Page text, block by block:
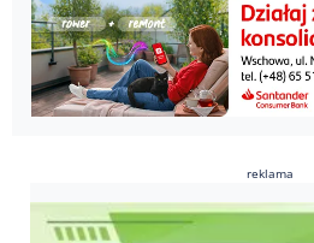
reklama